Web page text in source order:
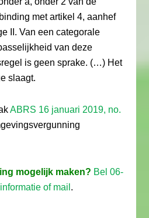
met artikel 4, aanhef
II. Van een categorale
van deze
is geen sprake. (…) Het
slaagt.
ABRS 16 januari 2019, no.
mogelijk maken? Bel 06-
of mail .